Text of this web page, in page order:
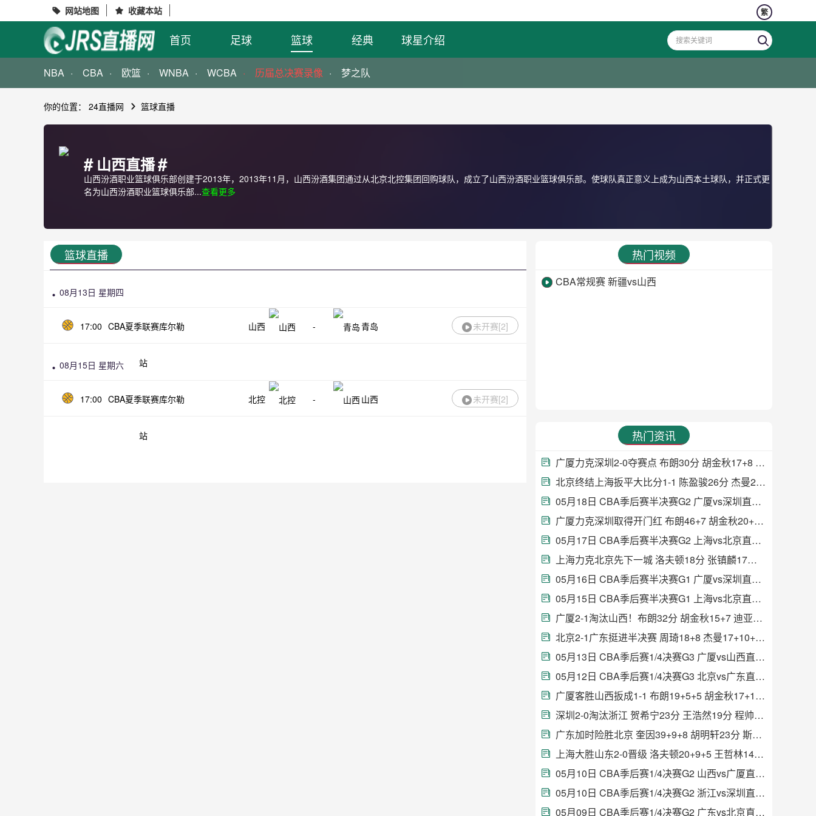
 网站地图  收藏本站 繁
首页 足球 篮球 经典 球星介绍
NBA CBA 欧篮 WNBA WCBA 历届总决赛录像 梦之队
你的位置： 24直播网 篮球直播
# 山西直播#
山西汾酒职业篮球俱乐部创建于2013年，2013年11月，山西汾酒集团通过从北京北控集团回购球队，成立了山西汾酒职业篮球俱乐部。使球队真正意义上成为山西本土球队，并正式更
名为山西汾酒职业篮球俱乐部...查看更多
篮球直播
08月13日 星期四
17:00 CBA夏季联赛库尔勒
站
山西 - 青岛 未开赛[2]
08月15日 星期六
17:00 CBA夏季联赛库尔勒
站
北控 - 山西 未开赛[2]
热门视频
CBA常规赛 新疆vs山西
热门资讯
广厦力克深圳2-0夺赛点 布朗30分 胡金秋17+8 贺希宁18分
北京终结上海扳平大比分1-1 陈盈骏26分 杰曼22分 古德温32分
05月18日 CBA季后赛半决赛G2 广厦vs深圳直播前瞻分析
广厦力克深圳取得开门红 布朗46+7 胡金秋20+8 克里斯托弗31+13
05月17日 CBA季后赛半决赛G2 上海vs北京直播前瞻分析
上海力克北京先下一城 洛夫顿18分 张镇麟17分 赵睿14分
05月16日 CBA季后赛半决赛G1 广厦vs深圳直播前瞻分析
05月15日 CBA季后赛半决赛G1 上海vs北京直播前瞻分析
广厦2-1淘汰山西！布朗32分 胡金秋15+7 迪亚洛18+9
北京2-1广东挺进半决赛 周琦18+8 杰曼17+10+11 奎因25分
05月13日 CBA季后赛1/4决赛G3 广厦vs山西直播前瞻分析
05月12日 CBA季后赛1/4决赛G3 北京vs广东直播前瞻分析
广厦客胜山西扳成1-1 布朗19+5+5 胡金秋17+11 迪亚洛16+7
深圳2-0淘汰浙江 贺希宁23分 王浩然19分 程帅澎25分
广东加时险胜北京 奎因39+9+8 胡明轩23分 斯佩尔曼21+9
上海大胜山东2-0晋级 洛夫顿20+9+5 王哲林14分 陈林坚21分
05月10日 CBA季后赛1/4决赛G2 山西vs广厦直播前瞻分析
05月10日 CBA季后赛1/4决赛G2 浙江vs深圳直播前瞻分析
05月09日 CBA季后赛1/4决赛G2 广东vs北京直播前瞻分析